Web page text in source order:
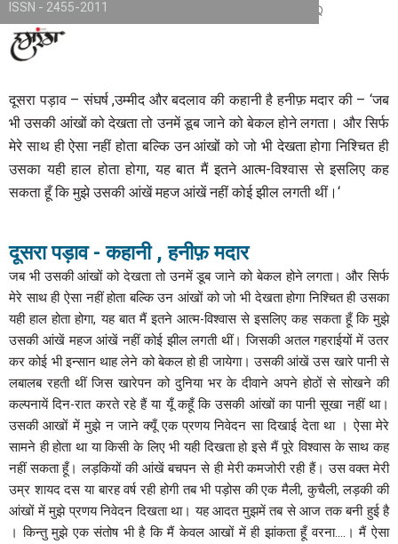
TKjNCP4frpJsub1QbSYMGphQaujBY6Of8-pr1kL7kJQ
ISSN - 2455-2011
दूसरा पड़ाव – संघर्ष ,उम्मीद और बदलाव की कहानी है हनीफ़ मदार की – ‘जब
भी उसकी आंखों को देखता तो उनमें डूब जाने को बेकल होने लगता। और सिर्फ
मेरे साथ ही ऐसा नहीं होता बल्कि उन आंखों को जो भी देखता होगा निश्चित ही
उसका यही हाल होता होगा, यह बात मैं इतने आत्म-विश्वास से इसलिए कह
सकता हूँ कि मुझे उसकी आंखें महज आंखें नहीं कोई झील लगती थीं।‘
दूसरा पड़ाव - कहानी , हनीफ़ मदार
जब भी उसकी आंखों को देखता तो उनमें डूब जाने को बेकल होने लगता। और सिर्फ
मेरे साथ ही ऐसा नहीं होता बल्कि उन आंखों को जो भी देखता होगा निश्चित ही उसका
यही हाल होता होगा, यह बात मैं इतने आत्म-विश्वास से इसलिए कह सकता हूँ कि मुझे
उसकी आंखें महज आंखें नहीं कोई झील लगती थीं। जिसकी अतल गहराईयों में उतर
कर कोई भी इन्सान थाह लेने को बेकल हो ही जायेगा। उसकी आंखें उस खारे पानी से
लबालब रहती थीं जिस खारेपन को दुनिया भर के दीवाने अपने होठों से सोखने की
कल्पनायें दिन-रात करते रहे हैं या यूँ कहूँ कि उसकी आंखों का पानी सूखा नहीं था।
उसकी आखों में मुझे न जाने क्यूँ एक प्रणय निवेदन सा दिखाई देता था । ऐसा मेरे
सामने ही होता था या किसी के लिए भी यही दिखता हो इसे मैं पूरे विश्वास के साथ कह
नहीं सकता हूँ। लड़कियों की आंखें बचपन से ही मेरी कमजोरी रही हैं। उस वक्त मेरी
उम्र शायद दस या बारह वर्ष रही होगी तब भी पड़ोस की एक मैली, कुचैली, लड़की की
आंखों में मुझे प्रणय निवेदन दिखता था। यह आदत मुझमें तब से आज तक बनी हुई है
। किन्तु मुझे एक संतोष भी है कि मैं केवल आखों में ही झांकता हूँ वरना….। मैं ऐसा